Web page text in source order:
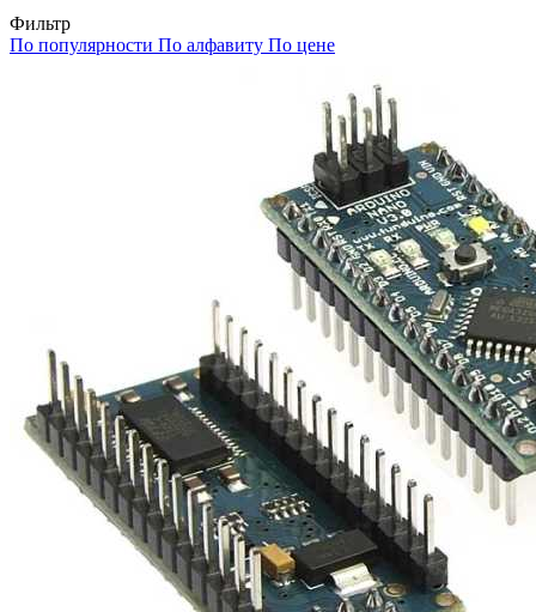
Фильтр
По популярности По алфавиту По цене